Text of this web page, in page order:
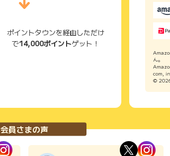
dマガジン
dアニメ
dヘルス
DAZN for
ひかり
Disney+
ポイントタウンを経由しただけ
で14,000ポイントゲット！
ん。
com,
©
会員さまの声